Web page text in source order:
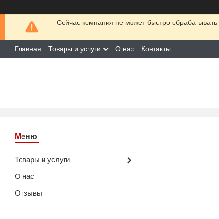
Сейчас компания не может быстро
Главная Товары и услуги О нас Контакты
Товары и услуги
О нас
Отзывы